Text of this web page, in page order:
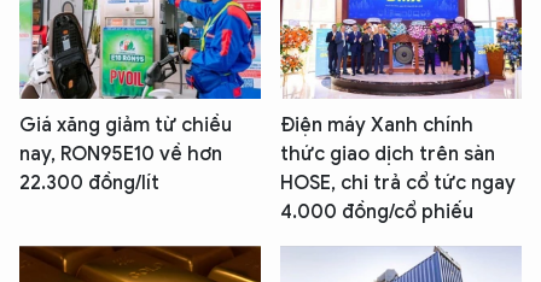
Giá xăng giảm từ chiều
nay, RON95E10 về hơn
22.300 đồng/lít
Điện máy Xanh chính
thức giao dịch trên sàn
HOSE, chi trả cổ tức ngay
4.000 đồng/cổ phiếu